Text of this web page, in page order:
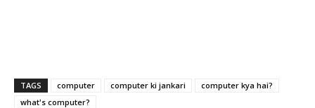
TAGS computer computer ki jankari
computer kya hai?
what's computer?